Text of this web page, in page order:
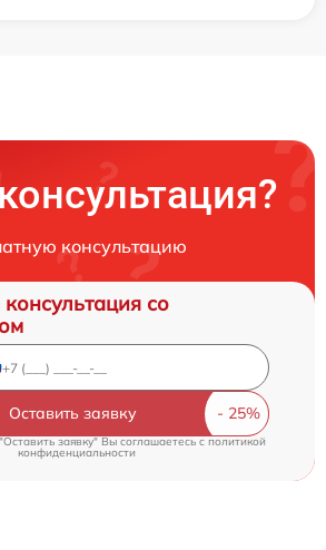
консультацию
со
Оставить заявку
заявку" Вы соглашаетесь c политикой
конфиденциальности